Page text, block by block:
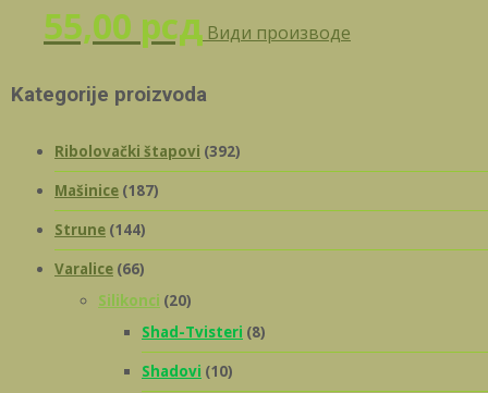
55,00 рсд Види производе
Kategorije proizvoda
Ribolovački štapovi (392)
Mašinice (187)
Strune (144)
Varalice (66)
Silikonci (20)
Shad-Tvisteri (8)
Shadovi (10)